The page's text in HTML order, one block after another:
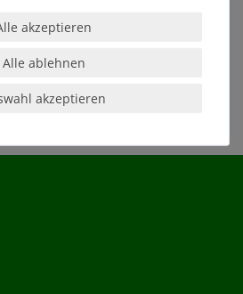
ist ein altes Putz- und
zum Schutz von Eisenmetallen.
Ofenrohre u.s.w.)
akzeptieren
Alle ablehnen
akzeptieren